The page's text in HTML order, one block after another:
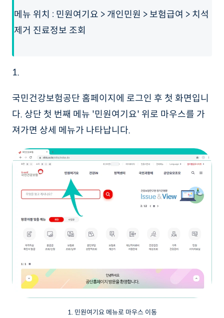
메뉴 위치 : 민원여기요 > 개인민원 > 보험급여 > 치석
제거 진료정보 조회
1.
국민건강보험공단 홈페이지에 로그인 후 첫 화면입니
다. 상단 첫 번째 메뉴 '민원여기요' 위로 마우스를 가
져가면 상세 메뉴가 나타납니다.
1. 민원여기요 메뉴로 마우스 이동